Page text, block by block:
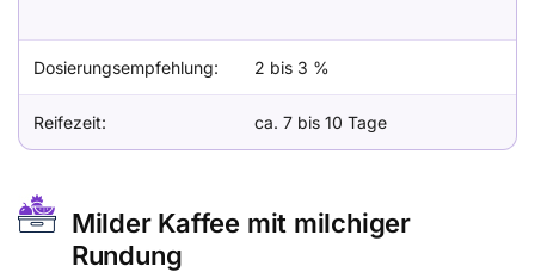
Dosierungsempfehlung: 2 bis 3 %
Reifezeit: ca. 7 bis 10 Tage
Milder Kaffee mit milchiger
Rundung